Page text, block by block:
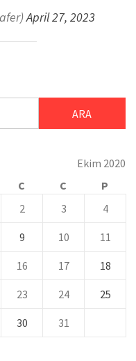
April 27, 2023
Ekim 2020
C C
P
2 3 4
9 10 11
16 17 18
23 24 25
30
31